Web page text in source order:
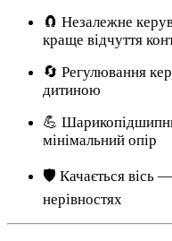
🧲 Незалежне
краще відчуття
🔄 Регулювання
дитиною
💪
мінімальний опір
🛡️ Качається вісь —
нерівностях